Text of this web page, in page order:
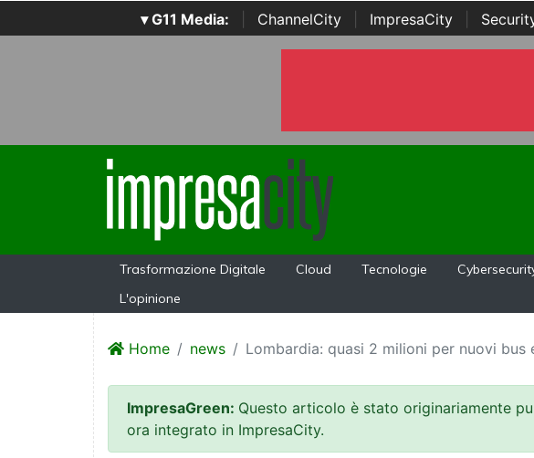
▾ G11 Media: ChannelCity ImpresaCity
Trasformazione Digitale Cloud Tecnologie
L'opinione
Home news Lombardia: quasi 2 milioni per nuovi bus
ImpresaGreen: Questo articolo è stato originariamente
ora integrato in ImpresaCity.